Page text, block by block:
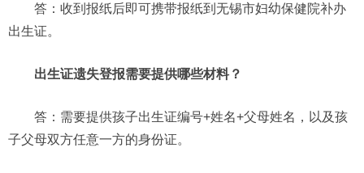
答：收到报纸后即可携带报纸到无锡市妇幼保健院补办
出生证。
出生证遗失登报需要提供哪些材料？
答：需要提供孩子出生证编号+姓名+父母姓名，以及孩
子父母双方任意一方的身份证。